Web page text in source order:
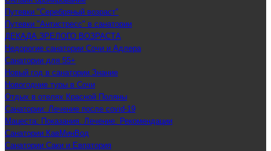
Путевки "Серебряный возраст"
Путевки "Антистресс" в санатории
ДЕКАДА ЗРЕЛОГО ВОЗРАСТА
Недорогие санатории Сочи и Адлера
Санатории для 55+
Новый год в санатории Знание
Новогодние туры в Сочи
Отдых в отелях Красной Поляны
Санатории: Лечение после covid-19
Мацеста: Показания. Лечение. Рекомендации
Санатории КавМинВод
Санатории Саки и Евпатория